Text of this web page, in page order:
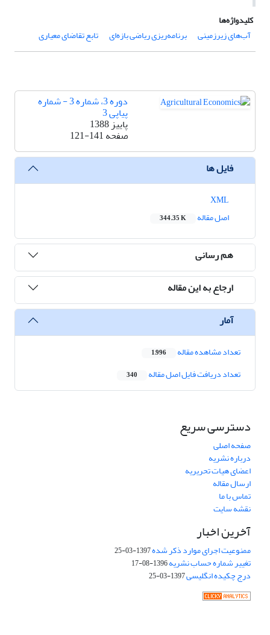
کلیدواژه‌ها
آب‌های زیرزمینی
برنامه‌ریزی ریاضی بازه‌ای تابع تقاضای معیاری
دوره 3، شماره 3 - شماره
پیاپی 3
پاییز 1388
صفحه121-141
فایل ها
اصل مقاله
344.35 K
هم رسانی
ارجاع به این مقاله
آمار
تعداد مشاهده مقاله 1,996
تعداد دریافت فایل اصل مقاله 340
دسترسی سریع
صفحه اصلی
درباره نشریه
اعضای هیات تحریریه
ارسال مقاله
تماس با ما
نقشه سایت
آخرین اخبار
ممنوعیت اجرای موارد ذکر شده1397-03-25
تغییر شماره حساب نشریه1396-08-17
درج چکیده انگلیسی1397-03-25